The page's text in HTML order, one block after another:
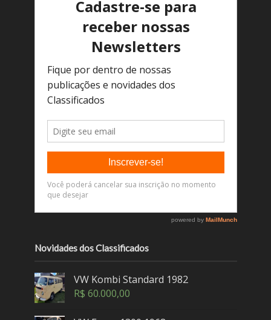
Novidades dos Classificados
VW Kombi Standard 1982
R$ 60.000,00